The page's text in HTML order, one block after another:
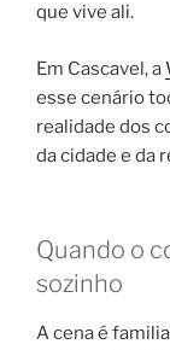
que vive ali.
Em Cascavel, a
esse cenário
realidade dos
da cidade e da
Quando o
sozinho
A cena é